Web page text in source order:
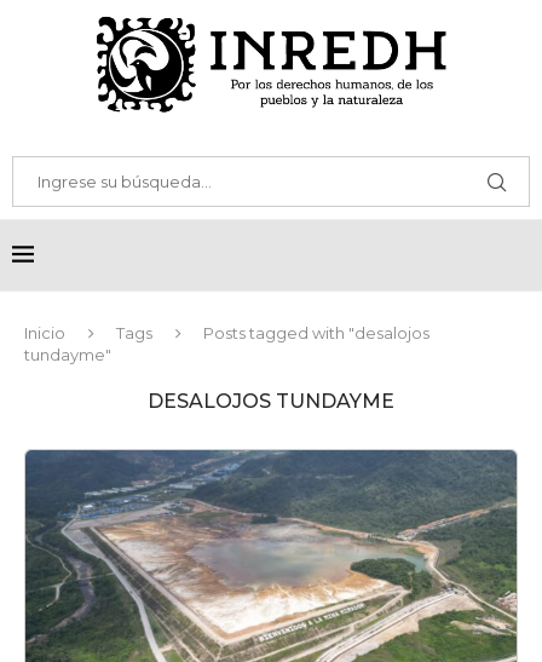
Inicio Tags
Posts tagged with "desalojos
tundayme"
DESALOJOS TUNDAYME